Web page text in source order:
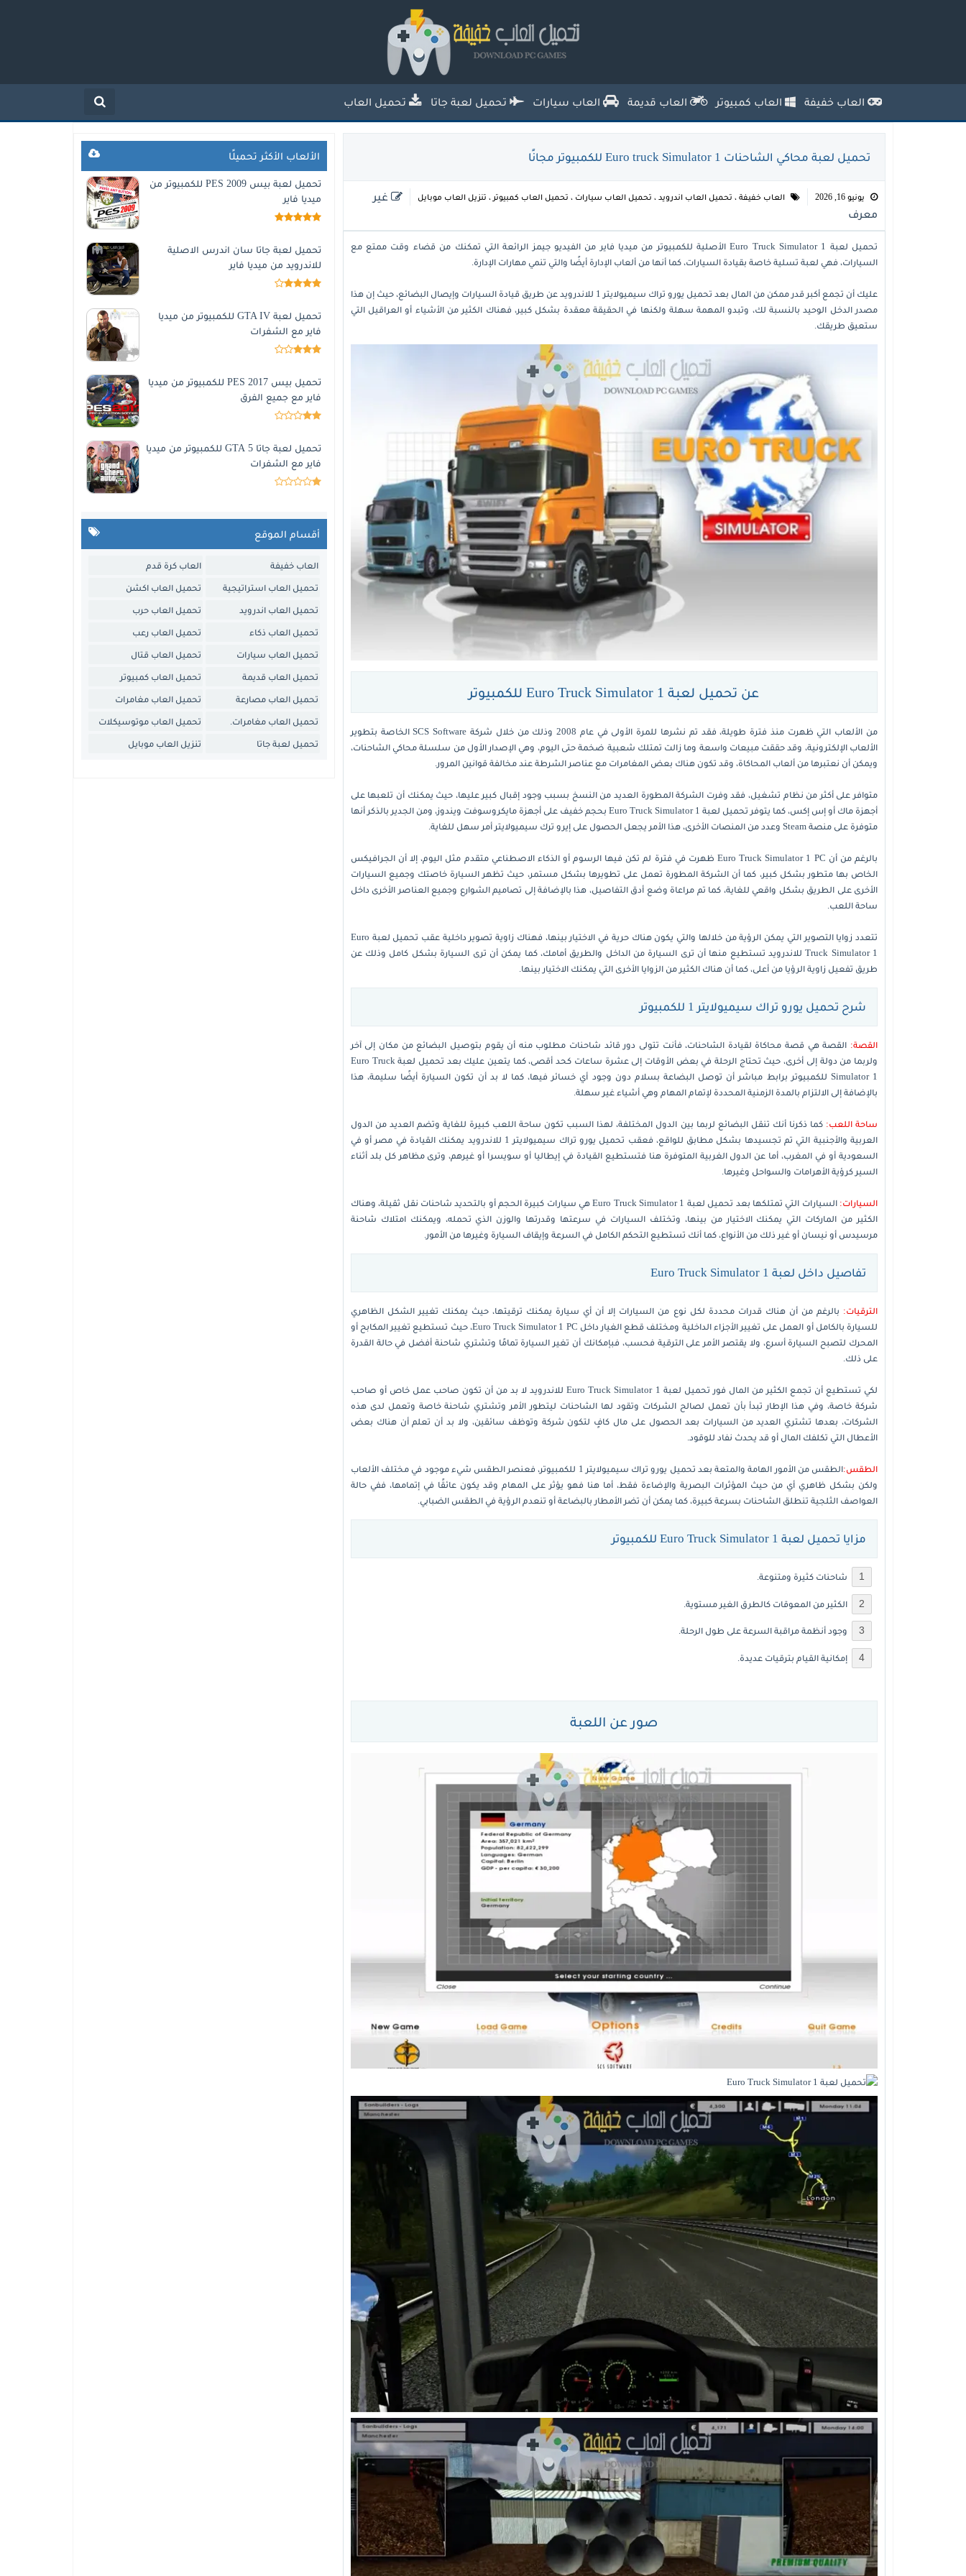
تحميل العاب خفيفة للكمبيوتر من ميديا
فاير للاجهزة الضعيفة
العاب خفيفة العاب كمبيوتر العاب قديمة العاب سيارات تحميل لعبة جاتا تحميل العاب
تحميل لعبة محاكي الشاحنات Euro truck Simulator 1 للكمبيوتر مجانًا
يونيو 16, 2026 العاب خفيفة ، تحميل العاب اندرويد ، تحميل العاب سيارات ، تحميل العاب كمبيوتر ، تنزيل العاب موبايل
غير
معرف
تحميل لعبة Euro Truck Simulator 1 الأصلية للكمبيوتر من ميديا فاير من الفيديو جيمز الرائعة التي تمكنك من قضاء وقت ممتع مع
السيارات، فهي لعبة تسلية خاصة بقيادة السيارات، كما أنها من ألعاب الإدارة أيضًا والتي تنمي مهارات الإدارة.
عليك أن تجمع أكبر قدر ممكن من المال بعد تحميل يورو تراك سيميولايتر 1 للاندرويد عن طريق قيادة السيارات وإيصال البضائع، حيث إن هذا
مصدر الدخل الوحيد بالنسبة لك، وتبدو المهمة سهلة ولكنها في الحقيقة معقدة بشكل كبير، فهناك الكثير من الأشياء أو العراقيل التي
ستعيق طريقك.
عن تحميل لعبة Euro Truck Simulator 1 للكمبيوتر
من الألعاب التي ظهرت منذ فترة طويلة، فقد تم نشرها للمرة الأولى في عام 2008 وذلك من خلال شركة SCS Software الخاصة بتطوير
الألعاب الإلكترونية، وقد حققت مبيعات واسعة وما زالت تمتلك شعبية ضخمة حتى اليوم، وهي الإصدار الأول من سلسلة محاكي الشاحنات،
ويمكن أن نعتبرها من ألعاب المحاكاة، وقد تكون هناك بعض المغامرات مع عناصر الشرطة عند مخالفة قوانين المرور.
متوافر على أكثر من نظام تشغيل، فقد وفرت الشركة المطورة العديد من النسخ بسبب وجود إقبال كبير عليها، حيث يمكنك أن تلعبها على
أجهزة ماك أو إس إكس، كما يتوفر تحميل لعبة Euro Truck Simulator 1 بحجم خفيف على أجهزة مايكروسوفت ويندوز، ومن الجدير بالذكر أنها
متوفرة على منصة Steam وعدد من المنصات الأخرى، هذا الأمر يجعل الحصول على إيرو ترك سيميولايتر أمر سهل للغاية.
بالرغم من أن Euro Truck Simulator 1 PC ظهرت في فترة لم تكن فيها الرسوم أو الذكاء الاصطناعي متقدم مثل اليوم، إلا أن الجرافيكس
الخاص بها متطور بشكل كبير، كما أن الشركة المطورة تعمل على تطويرها بشكل مستمر، حيث تظهر السيارة خاصتك وجميع السيارات
الأخرى على الطريق بشكل واقعي للغاية، كما تم مراعاة وضع أدق التفاصيل، هذا بالإضافة إلى تصاميم الشوارع وجميع العناصر الأخرى داخل
ساحة اللعب.
تتعدد زوايا التصوير التي يمكن الرؤية من خلالها والتي يكون هناك حرية في الاختيار بينها، فهناك زاوية تصوير داخلية عقب تحميل لعبة Euro
Truck Simulator 1 للاندرويد تستطيع منها أن ترى السيارة من الداخل والطريق أمامك، كما يمكن أن ترى السيارة بشكل كامل وذلك عن
طريق تفعيل زاوية الرؤيا من أعلى، كما أن هناك الكثير من الزوايا الأخرى التي يمكنك الاختيار بينها.
شرح تحميل يورو تراك سيميولايتر 1 للكمبيوتر
القصة: القصة هي قصة محاكاة لقيادة الشاحنات، فأنت تتولى دور قائد شاحنات مطلوب منه أن يقوم بتوصيل البضائع من مكان إلى آخر
ولربما من دولة إلى أخرى، حيث تحتاج الرحلة في بعض الأوقات إلى عشرة ساعات كحد أقصى، كما يتعين عليك بعد تحميل لعبة Euro Truck
Simulator 1 للكمبيوتر برابط مباشر أن توصل البضاعة بسلام دون وجود أي خسائر فيها، كما لا بد أن تكون السيارة أيضًا سليمة، هذا
بالإضافة إلى الالتزام بالمدة الزمنية المحددة لإتمام المهام وهي أشياء غير سهلة.
ساحة اللعب: كما ذكرنا أنك تنقل البضائع لربما بين الدول المختلفة، لهذا السبب تكون ساحة اللعب كبيرة للغاية وتضم العديد من الدول
العربية والأجنبية التي تم تجسيدها بشكل مطابق للواقع، فعقب تحميل يورو تراك سيميولايتر 1 للاندرويد يمكنك القيادة في مصر أو في
السعودية أو في المغرب، أما عن الدول الغربية المتوفرة هنا فتستطيع القيادة في إيطاليا أو سويسرا أو غيرهم، وترى مظاهر كل بلد أثناء
السير كرؤية الأهرامات والسواحل وغيرها.
السيارات:
السيارات التي تمتلكها بعد تحميل لعبة Euro Truck Simulator 1 هي سيارات كبيرة الحجم أو بالتحديد شاحنات نقل ثقيلة، وهناك
الكثير من الماركات التي يمكنك الاختيار من بينها، وتختلف السيارات في سرعتها وقدرتها والوزن الذي تحمله، ويمكنك امتلاك شاحنة
مرسيدس أو نيسان أو غير ذلك من الأنواع، كما أنك تستطيع التحكم الكامل في السرعة وإيقاف السيارة وغيرها من الأمور.
تفاصيل داخل لعبة Euro Truck Simulator 1
الترقيات: بالرغم من أن هناك قدرات محددة لكل نوع من السيارات إلا أن أي سيارة يمكنك ترقيتها، حيث يمكنك تغيير الشكل الظاهري
للسيارة بالكامل أو العمل على تغيير الأجزاء الداخلية ومختلف قطع الغيار داخل Euro Truck Simulator 1 PC، حيث تستطيع تغيير المكابح أو
المحرك لتصبح السيارة أسرع، ولا يقتصر الأمر على الترقية فحسب، فبإمكانك أن تغير السيارة تمامًا وتشتري شاحنة أفضل في حالة القدرة
على ذلك.
لكي تستطيع أن تجمع الكثير من المال فور تحميل لعبة Euro Truck Simulator 1 للاندرويد لا بد من أن تكون صاحب عمل خاص أو صاحب
شركة خاصة، وفي هذا الإطار تبدأ بأن تعمل لصالح الشركات وتقود لها الشاحنات ليتطور الأمر وتشتري شاحنة خاصة وتعمل لدى هذه
الشركات، بعدها تشتري العديد من السيارات بعد الحصول على مال كافٍ لتكون شركة وتوظف سائقين، ولا بد أن تعلم أن هناك بعض
الأعطال التي تكلفك المال أو قد يحدث نفاد للوقود.
الطقس:
الطقس من الأمور الهامة والمتعة بعد تحميل يورو تراك سيميولايتر 1 للكمبيوتر، فعنصر الطقس شيء موجود في مختلف الألعاب
ولكن بشكل ظاهري أي من حيث المؤثرات البصرية والإضاءة فقط، أما هنا فهو يؤثر على المهام وقد يكون عائقًا في إتمامها، ففي حالة
العواصف الثلجية تنطلق الشاحنات بسرعة كبيرة، كما يمكن أن تضر الأمطار بالبضاعة أو تنعدم الرؤية في الطقس الضبابي.
مزايا تحميل لعبة Euro Truck Simulator 1 للكمبيوتر
شاحنات كثيرة ومتنوعة.
الكثير من المعوقات كالطرق الغير مستوية.
وجود أنظمة مراقبة السرعة على طول الرحلة.
إمكانية القيام بترقيات عديدة.
صور عن اللعبة
الألعاب الأكثر تحميلًا
تحميل لعبة بيس 2009 PES للكمبيوتر من
ميديا فاير
تحميل لعبة جاتا سان اندرس الاصلية
للاندرويد من ميديا فاير
تحميل لعبة GTA IV للكمبيوتر من ميديا
فاير مع الشفرات
تحميل بيس 2017 PES للكمبيوتر من ميديا
فاير مع جميع الفرق
تحميل لعبة جاتا 5 GTA للكمبيوتر من ميديا
فاير مع الشفرات
أقسام الموقع
العاب خفيفة العاب كرة قدم
تحميل العاب استراتيجية تحميل العاب اكشن
تحميل العاب اندرويد تحميل العاب حرب
تحميل العاب ذكاء تحميل العاب رعب
تحميل العاب سيارات تحميل العاب قتال
تحميل العاب قديمة تحميل العاب كمبيوتر
تحميل العاب مصارعة تحميل العاب مغامرات
تحميل العاب مغامرات. تحميل العاب موتوسيكلات
تحميل لعبة جاتا تنزيل العاب موبايل